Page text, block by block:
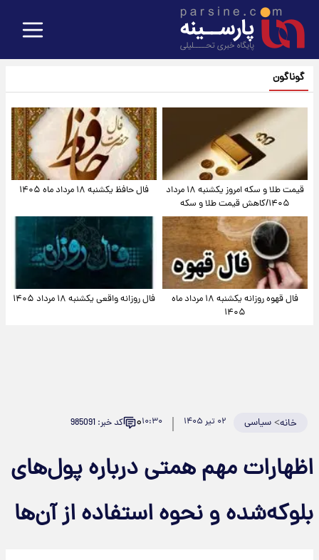
گوناگون
قیمت طلا و سکه امروز یکشنبه ۱۸ مرداد
۱۴۰۵/کاهش قیمت طلا و سکه
فال حافظ یکشنبه ۱۸ مرداد ماه ۱۴۰۵
فال قهوه روزانه یکشنبه ۱۸ مرداد ماه
۱۴۰۵
فال روزانه واقعی یکشنبه ۱۸ مرداد ۱۴۰۵
خانه>سیاسی ۰۲ تیر ۱۴۰۵ ۱۰:۳۰۰ کد خبر: 985091
اظهارات مهم همتی درباره پول‌های
بلوکه‌شده و نحوه استفاده از آن‌ها